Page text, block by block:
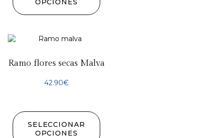
OPCIONES
Ramo flores secas Malva
42.90€
SELECCIONAR
OPCIONES